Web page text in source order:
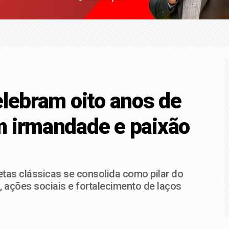
fortalece legado para os filhos: saiba como investir desde
Afya Bragança abre vagas para consultas e pequenos
oito anos de
irmandade e paixão
clássicas se consolida como pilar do
sociais e fortalecimento de laços